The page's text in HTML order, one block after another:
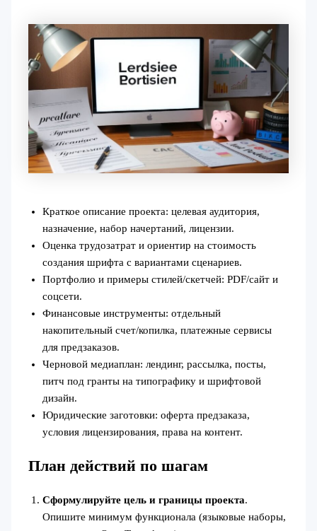
Краткое описание проекта: целевая аудитория,
назначение, набор начертаний, лицензии.
Оценка трудозатрат и ориентир на стоимость
создания шрифта с вариантами сценариев.
Портфолио и примеры стилей/скетчей: PDF/сайт и
соцсети.
Финансовые инструменты: отдельный
накопительный счет/копилка, платежные сервисы
для предзаказов.
Черновой медиаплан: лендинг, рассылка, посты,
питч под гранты на типографику и шрифтовой
дизайн.
Юридические заготовки: оферта предзаказа,
условия лицензирования, права на контент.
План действий по шагам
Сформулируйте цель и границы проекта.
Опишите минимум функционала (языковые наборы,